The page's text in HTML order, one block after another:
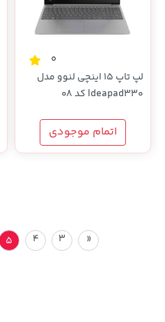
0
لپ تاپ 15 اینچی لنوو مدل
Ideapad330 کد 08
اتمام موجودی
«
3
4
5